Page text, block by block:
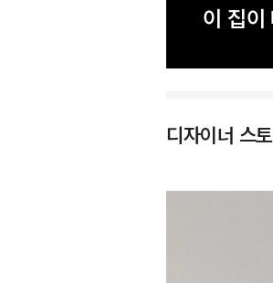
이 집이
디자이너 스